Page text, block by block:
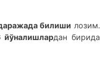
билиши лозим.
йўналишлардан бирида